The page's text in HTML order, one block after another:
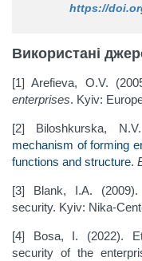
https://
Використані
[1] Arefieva, O.V.
enterprises. Kyiv:
[2] Biloshkurska,
mechanism of forming
functions and structure.
[3] Blank, I.A. (2009).
security. Kyiv: Nika-
[4] Bosa, I. (2022).
security of the